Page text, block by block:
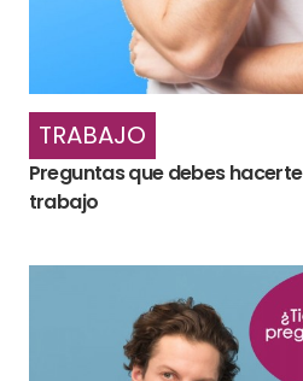
TRABAJO
Preguntas que debes
trabajo